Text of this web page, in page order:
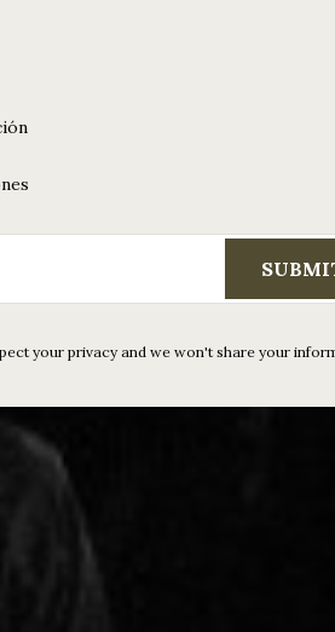
your privacy and we won't share your